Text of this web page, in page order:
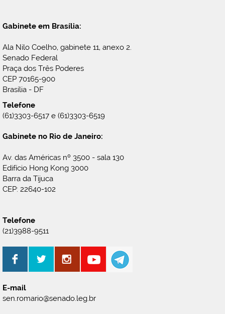
Gabinete em Brasília:
Ala Nilo Coelho, gabinete 11, anexo 2.
Senado Federal
Praça dos Três Poderes
CEP 70165-900
Brasília - DF
Telefone
(61)3303-6517 e (61)3303-6519
Gabinete no Rio de Janeiro:
Av. das Américas nº 3500 - sala 130
Edifício Hong Kong 3000
Barra da Tijuca
CEP: 22640-102
Telefone
(21)3988-9511
E-mail
sen.romario@senado.leg.br